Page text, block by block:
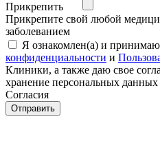
Прикрепить
Прикрепите свой любой
заболеванием
Я ознакомлен(а) и
конфиденциальности и
Клиники, а также даю свое
хранение персональных данных
Согласия
Отправить